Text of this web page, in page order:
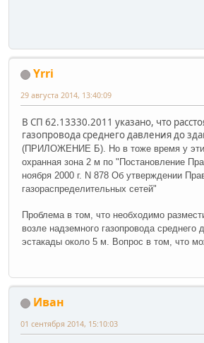
Yrri
29 августа 2014, 13:40:09
В СП 62.13330.2011 указано, что
газопровода среднего давления до
(ПРИЛОЖЕНИЕ Б). Но в тоже время у
охранная зона 2 м по "Постановление
ноября 2000 г. N 878 Об утверждении
газораспределительных сетей"
Проблема в том, что необходимо
возле надземного газопровода среднего
эстакады около 5 м. Вопрос в том, что
Иван
01 сентября 2014, 15:10:03